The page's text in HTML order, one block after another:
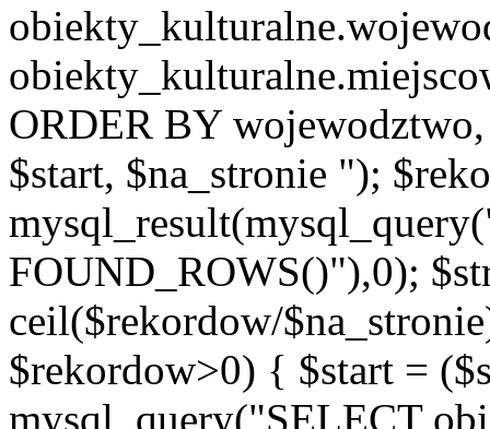
ORDER BY
$start, $na_stronie ");
FOUND_ROWS()"),0);
ceil($rekordow/
$rekordow>0) { $start =
mysql_query("SELECT